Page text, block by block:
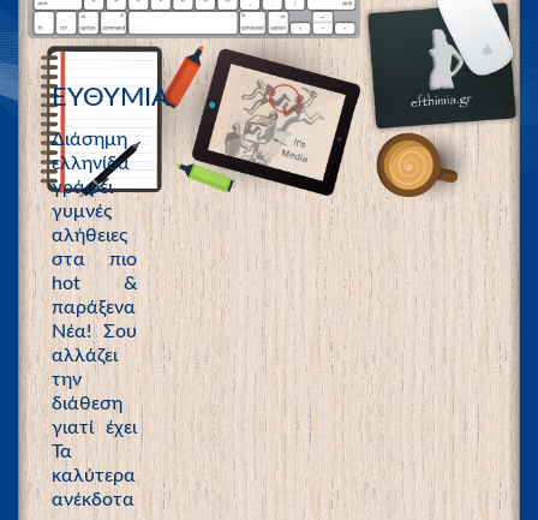
ΕΥΘΥΜΙΑ
Διάσημη
ελληνίδα
γράφει
γυμνές
αλήθειες
στα πιο
hot &
παράξενα
Νέα! Σου
αλλάζει
την
διάθεση
γιατί έχει
Τα
καλύτερα
ανέκδοτα